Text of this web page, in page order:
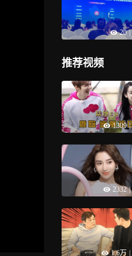
20 |
推荐视频
1309 |
2332 |
1.6万